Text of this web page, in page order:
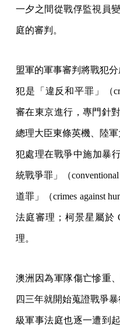
一夕之間從戰俘監視員
庭的審判。
盟軍的軍事審判將戰犯
犯是「違反和平罪」（
審在東京進行，專門針
總理大臣東條英機、陸
犯處理在戰爭中施加暴
統戰爭罪」（
道罪」（crimes against
法庭審理；柯景星屬於
理。
澳洲因為軍隊傷亡慘重
四三年就開始蒐證戰爭
級軍事法庭也逐一遭到